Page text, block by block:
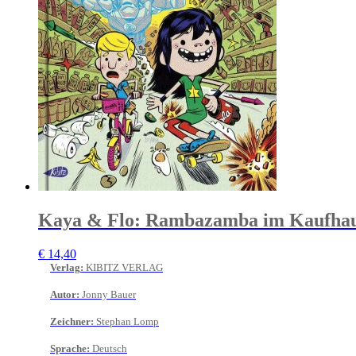
Kaya & Flo: Rambazamba im
€ 14,40
Verlag: KIBITZ VERLAG
Autor: Jonny Bauer
Zeichner: Stephan Lomp
Sprache: Deutsch